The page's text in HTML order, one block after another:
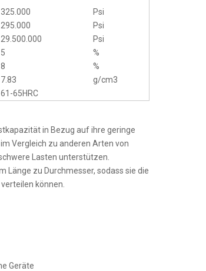
325.000
Psi
295.000
Psi
29.500.000
Psi
5
%
8
%
7.83
g/cm3
61-65HRC
in Bezug auf ihre geringe
Vergleich zu anderen Arten von
Lasten unterstützen.
Länge zu Durchmesser, sodass sie die
können.
Geräte